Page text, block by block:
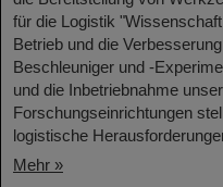
für die Logistik
Betrieb und die
Beschleuniger und -
und die Inbetriebnahme
Forschungseinrichtungen
logistische
Mehr »